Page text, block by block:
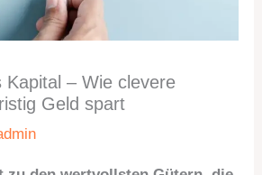
Kapital – Wie clevere
Geld spart